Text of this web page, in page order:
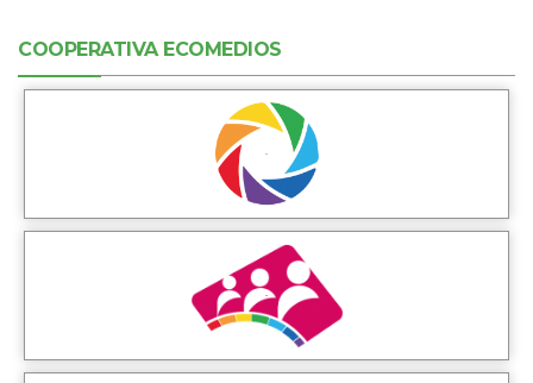
COOPERATIVA ECOMEDIOS